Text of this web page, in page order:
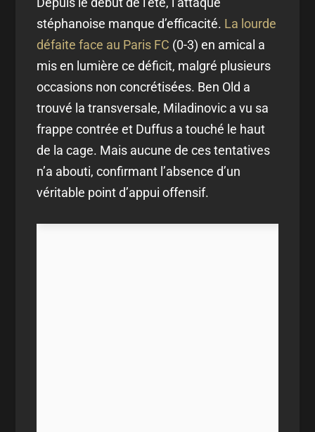
stéphanoise manque d’efficacité. La lourde
défaite face au Paris FC (0-3) en amical a
mis en lumière ce déficit, malgré plusieurs
occasions non concrétisées. Ben Old a
trouvé la transversale, Miladinovic a vu sa
frappe contrée et Duffus a touché le haut
de la cage. Mais aucune de ces tentatives
n’a abouti, confirmant l’absence d’un
véritable point d’appui offensif.